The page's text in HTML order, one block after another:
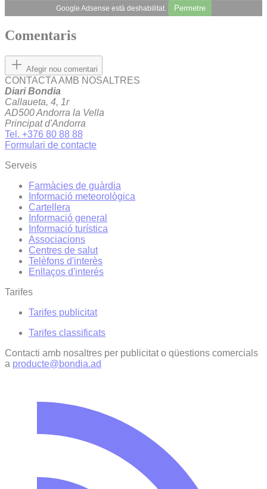
Google Adsense està deshabilitat. Permetre
Comentaris
Afegir nou comentari
CONTACTA AMB NOSALTRES
Diari Bondia
Callaueta, 4, 1r
AD500 Andorra la Vella
Principat d'Andorra
Tel. +376 80 88 88
Formulari de contacte
Serveis
Farmàcies de guàrdia
Informació meteorològica
Cartellera
Informació general
Informació turística
Associacions
Centres de salut
Telèfons d'interès
Enllaços d'interés
Tarifes
Tarifes publicitat
Tarifes classificats
Contacti amb nosaltres per publicitat o qüestions comercials
a producte@bondia.ad